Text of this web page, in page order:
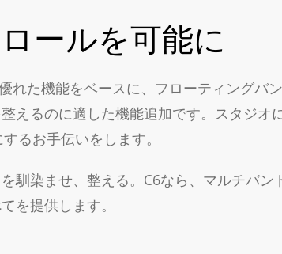
ールを可能に
た機能をベースに、フローティングバン
えるのに適した機能追加です。スタジオ
るお手伝いをします。
馴染ませ、整える。C6なら、マルチバン
を提供します。